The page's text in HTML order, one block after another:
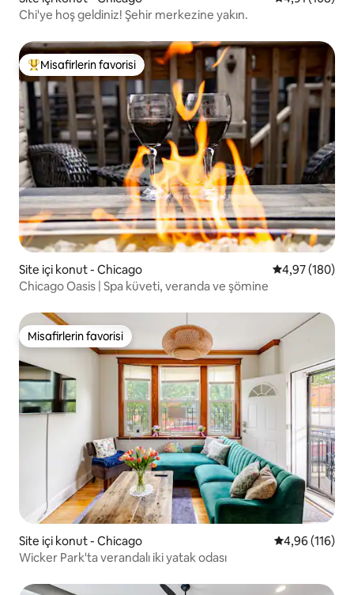
Chi'ye hoş geldiniz! Şehir merkezine yakın.
Misafirlerin favorilerinden en beğenilenler arasında
Misafirlerin favorisi
Site içi konut - Chicago 5 üzerinden
4,97 (180)
Chicago Oasis | Spa küveti, veranda ve şömine
Misafirlerin favorisi
Misafirlerin favorisi
Site içi konut - Chicago 5 üzerinden
4,96 (116)
Wicker Park'ta verandalı iki yatak odası